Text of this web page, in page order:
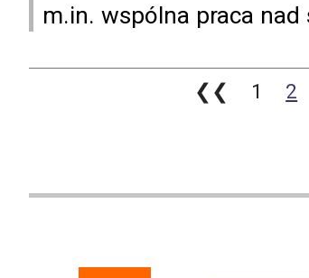
m.in. wspólna praca
❮❮ 1 2